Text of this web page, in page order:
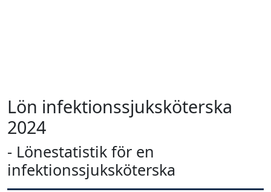
Lön infektionssjuksköterska
2024
- Lönestatistik för en
infektionssjuksköterska